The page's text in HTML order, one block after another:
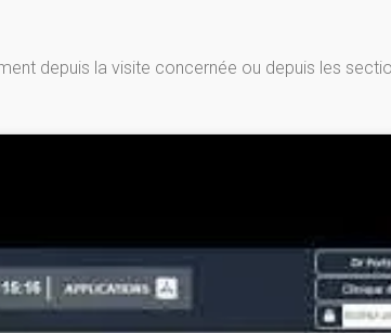
depuis la visite concernée ou depuis les